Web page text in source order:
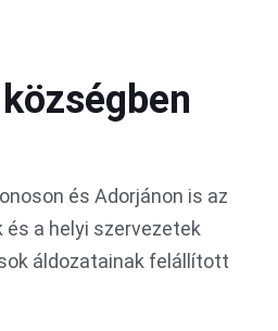
és Adorjánon is az
a helyi szervezetek
áldozatainak felállított